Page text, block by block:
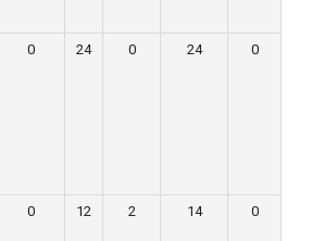
0 24 0 24 0
0 12 2 14 0